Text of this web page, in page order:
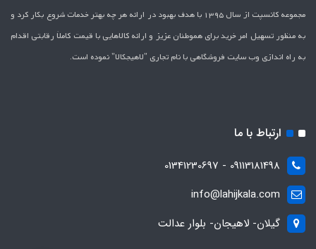
مجموعه کانسپت از سال 1395 با هدف بهبود در ارائه هر چه بهتر خدمات شروع بکار کرد و
به منظور تسهیل امر خرید برای هموطنان عزیز و ارائه کالاهایی با قیمت کاملاَ رقابتی اقدام
به راه اندازی وب سایت فروشگاهی با نام تجاری "لاهیج­کالا" نموده است.
ارتباط با ما
09113181498 - 01341230697
info@lahijkala.com
گیلان- لاهیجان- بلوار عدالت